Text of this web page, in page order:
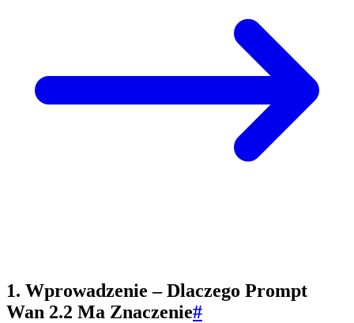
1. Wprowadzenie – Dlaczego Prompt
Wan 2.2 Ma Znaczenie#